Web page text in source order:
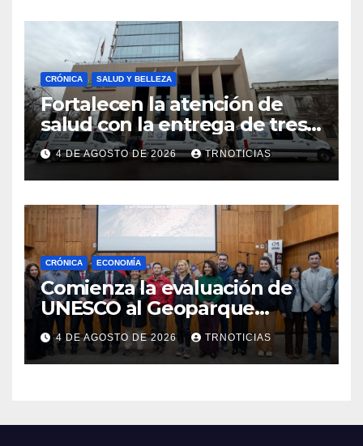
CRÓNICA SALUD Y BELLEZA
Fortalecen la atención de
salud con la entrega de tres
nuevas ambulancias para
Cauquenes y Sagrada Familia
4 DE AGOSTO DE 2026 TRNOTICIAS
CRÓNICA ECONOMÍA
Comienza la evaluación de
UNESCO al Geoparque
Aspirante Pillanmapu en el
Maule
4 DE AGOSTO DE 2026 TRNOTICIAS